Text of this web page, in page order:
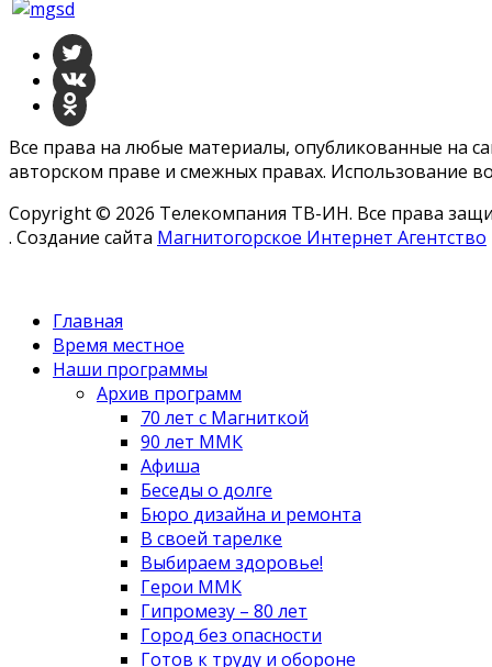
Все права на любые материалы, опубликованные на
авторском праве и смежных правах. Использование
Copyright © 2026 Телекомпания ТВ-ИН. Все права
. Создание сайта Магнитогорское Интернет Агентство
Главная
Время местное
Наши программы
Архив программ
70 лет с Магниткой
90 лет ММК
Афиша
Беседы о долге
Бюро дизайна и ремонта
В своей тарелке
Выбираем здоровье!
Герои ММК
Гипромезу – 80 лет
Город без опасности
Готов к труду и обороне